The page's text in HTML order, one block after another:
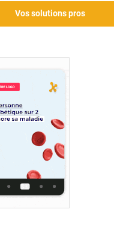
Vos solutions pros